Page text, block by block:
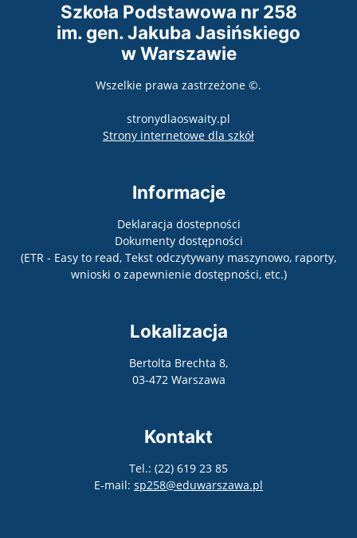
Szkoła Podstawowa nr 258
im. gen. Jakuba Jasińskiego
w Warszawie
Wszelkie prawa zastrzeżone ©.
stronydlaoswaity.pl
Strony internetowe dla szkółotwiera się w
Informacje
Deklaracja dostepności
Dokumenty dostępności
(ETR - Easy to read, Tekst odczytywany maszynowo, raporty,
wnioski o zapewnienie dostępności, etc.)
Lokalizacja
Bertolta Brechta 8,
03-472 Warszawa
Kontakt
Tel.: (22) 619 23 85
E-mail: sp258@eduwarszawa.pl